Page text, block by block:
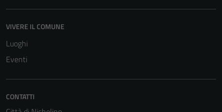
VIVERE IL COMUNE
Luoghi
Eventi
CONTATTI
sono necessari